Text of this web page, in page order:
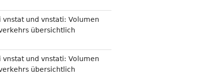
vnstat und vnstati: Volumen
übersichtlich
vnstat und vnstati: Volumen
übersichtlich